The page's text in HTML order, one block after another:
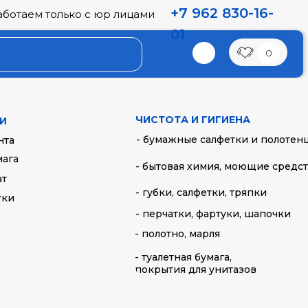
0
только с юр лицами
+7 962 830-16-
01
ЧИСТОТА И ГИГИЕНА
- бумажные салфетки и
- бытовая химия, моющие
- губки, салфетки, тряпки
- перчатки, фартуки, шапочки
- полотно, марля
- туалетная бумага,
покрытия для унитазов